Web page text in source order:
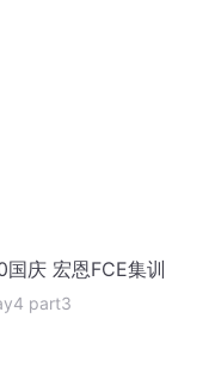
庆 宏恩FCE集训
part3